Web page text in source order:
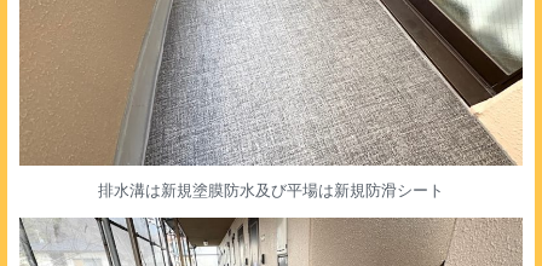
排水溝は新規塗膜防水及び平場は新規防滑シート